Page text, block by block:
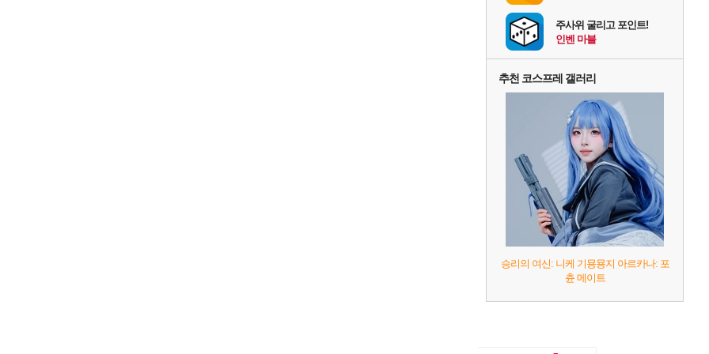
주사위 굴리고 포인트!
인벤 마블
추천 코스프레 갤러리
승리의 여신: 니케 기묭묭지 아르카나: 포
츈 메이트